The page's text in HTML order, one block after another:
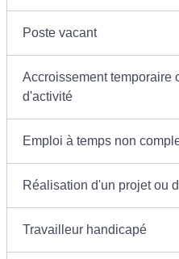
Poste vacant
Accroissement temporaire
d'activité
Emploi à temps non
Réalisation d'un projet ou
Travailleur handicapé